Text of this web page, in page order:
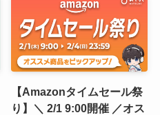
【Amazonタイムセール祭
り】＼ 2/1 9:00開催 ／オス